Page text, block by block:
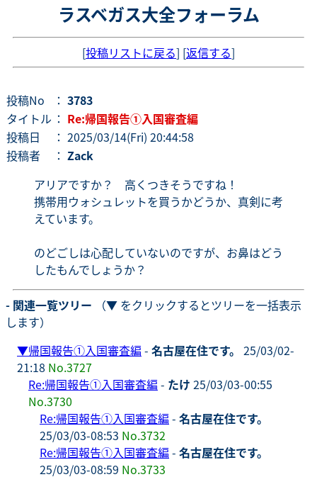
ラスベガス大全フォーラム
[投稿リストに戻る] [返信する]
投稿No ： 3783
タイトル ： Re:帰国報告①入国審査編
投稿日
： 2025/03/14(Fri) 20:44:58
投稿者
： Zack
アリアですか？ 高くつきそうですね！
携帯用ウォシュレットを買うかどうか、真剣に考
えています。
のどごしは心配していないのですが、お鼻はどう
したもんでしょうか？
- 関連一覧ツリー （▼ をクリックするとツリーを一括表示
します）
▼帰国報告①入国審査編 - 名古屋在住です。 25/03/02-
21:18 No.3727
Re:帰国報告①入国審査編 - たけ 25/03/03-00:55
No.3730
Re:帰国報告①入国審査編 - 名古屋在住です。
25/03/03-08:53 No.3732
Re:帰国報告①入国審査編 - 名古屋在住です。
25/03/03-08:59 No.3733